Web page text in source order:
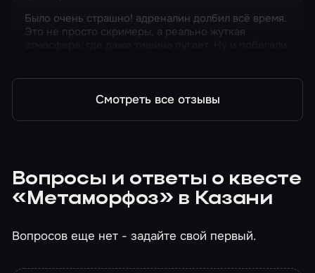
Было очень страшно! адреналин долбил всё время.
Это не просто скримеры, а реально жуткая
Смотреть все отзывы
Вопросы и ответы о квесте
«Метаморфоз» в Казани
Вопросов еще нет - задайте свой первый.